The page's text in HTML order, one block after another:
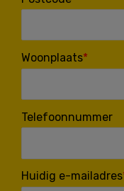
Woonplaats
Telefoonnummer
Huidig e-mailadres